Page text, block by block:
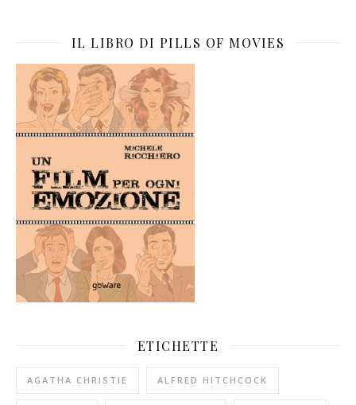
IL LIBRO DI PILLS OF MOVIES
ETICHETTE
AGATHA CHRISTIE ALFRED HITCHCOCK